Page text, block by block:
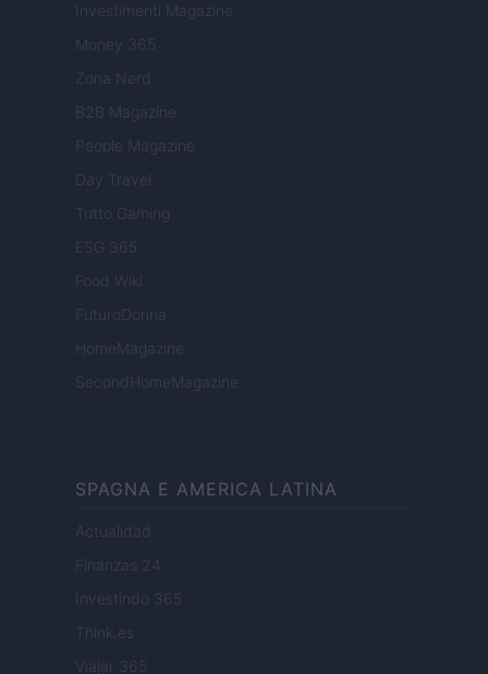
Investimenti Magazine
Money 365
Zona Nerd
B2B Magazine
People Magazine
Day Travel
Tutto Gaming
ESG 365
Food Wiki
FuturoDonna
HomeMagazine
SecondHomeMagazine
SPAGNA E AMERICA LATINA
Actualidad
Finanzas 24
Investindo 365
Think.es
Viajar 365